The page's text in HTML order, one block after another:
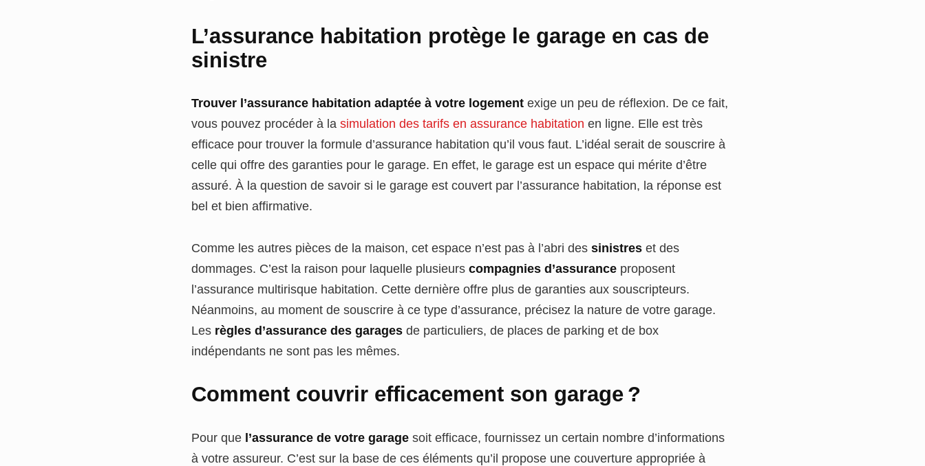
L’assurance habitation protège le garage en cas de
sinistre
Trouver l’assurance habitation adaptée à votre logement exige un peu de réflexion. De ce fait,
vous pouvez procéder à lasimulation des tarifs en assurance habitation en ligne. Elle est très
efficace pour trouver la formule d’assurance habitation qu’il vous faut. L’idéal serait de souscrire à
celle qui offre des garanties pour le garage. En effet, le garage est un espace qui mérite d’être
assuré. À la question de savoir si le garage est couvert par l’assurance habitation, la réponse est
bel et bien affirmative.
Comme les autres pièces de la maison, cet espace n’est pas à l’abri dessinistres et des
dommages. C’est la raison pour laquelle plusieurscompagnies d’assurance proposent
l’assurance multirisque habitation. Cette dernière offre plus de garanties aux souscripteurs.
Néanmoins, au moment de souscrire à ce type d’assurance, précisez la nature de votre garage.
Les règles d’assurance des garages de particuliers, de places de parking et de box
indépendants ne sont pas les mêmes.
Comment couvrir efficacement son garage ?
Pour que l’assurance de votre garage soit efficace, fournissez un certain nombre d’informations
à votre assureur. C’est sur la base de ces éléments qu’il propose une couverture appropriée à